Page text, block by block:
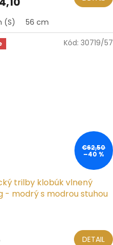
(S) 56 cm
€62,50
–40 %
trilby klobúk vlnený
- modrý s modrou stuhou
DETAIL
Kód: 30719/57